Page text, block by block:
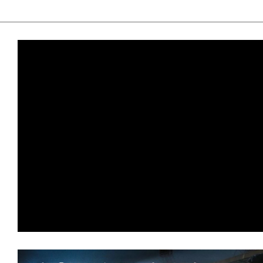
★【#観客動員ランキング】『トイ・ス
★【#観客動員ランキング】『Michael